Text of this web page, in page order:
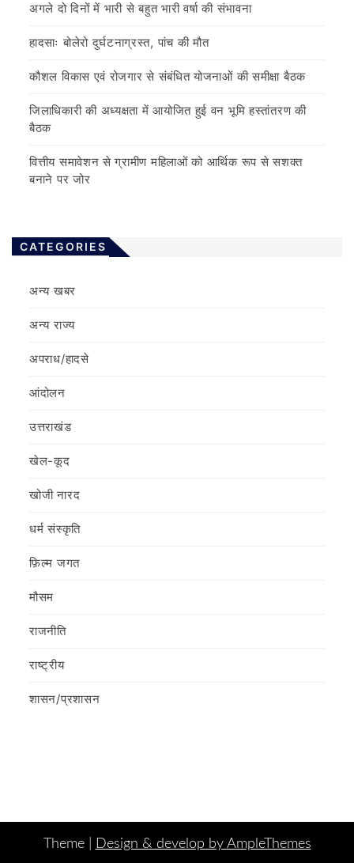
अगले दो दिनों में भारी से बहुत भारी वर्षा की संभावना
हादसाः बोलेरो दुर्घटनाग्रस्त, पांच की मौत
कौशल विकास एवं रोजगार से संबंधित योजनाओं की समीक्षा बैठक
जिलाधिकारी की अध्यक्षता में आयोजित हुई वन भूमि हस्तांतरण की
बैठक
वित्तीय समावेशन से ग्रामीण महिलाओं को आर्थिक रूप से सशक्त
बनाने पर जोर
CATEGORIES
अन्य खबर
अन्य राज्य
अपराध/हादसे
आंदोलन
उत्तराखंड
खेल-कूद
खोजी नारद
धर्म संस्कृति
फ़िल्‍म जगत
मौसम
राजनीति
राष्ट्रीय
शासन/प्रशासन
Theme | Design & develop by AmpleThemes